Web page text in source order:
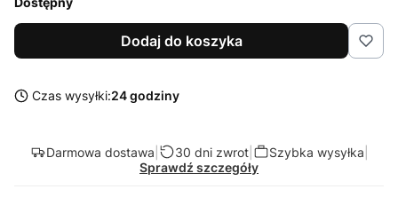
Dodaj do koszyka
Czas wysyłki:24 godziny
Darmowa dostawa 30 dni zwrot| Szybka wysyłka
Sprawdź szczegóły